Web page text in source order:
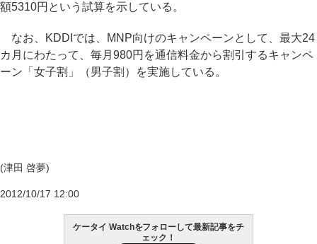
額5310円という試算を示している。
なお、KDDIでは、MNP向けのキャンペーンとして、最大24
カ月にわたって、毎月980円を通信料金から割引するキャンペ
ーン「女子割」（男子割）を実施している。
(津田 啓夢)
2012/10/17 12:00
ケータイ Watchをフォローして最新記事をチ
ェック！